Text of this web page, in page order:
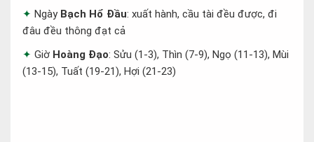
Ngày Bạch Hổ Đầu: xuất hành, cầu tài đều được, đi
đâu đều thông đạt cả
Giờ Hoàng Đạo: Sửu (1-3), Thìn (7-9), Ngọ (11-13), Mùi
(13-15), Tuất (19-21), Hợi (21-23)